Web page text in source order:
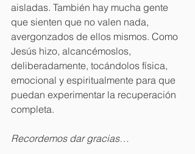
aisladas. También hay mucha gente
que sienten que no valen nada,
avergonzados de ellos mismos. Como
Jesús hizo, alcancémoslos,
deliberadamente, tocándolos física,
emocional y espiritualmente para que
puedan experimentar la recuperación
completa.
Recordemos dar gracias…